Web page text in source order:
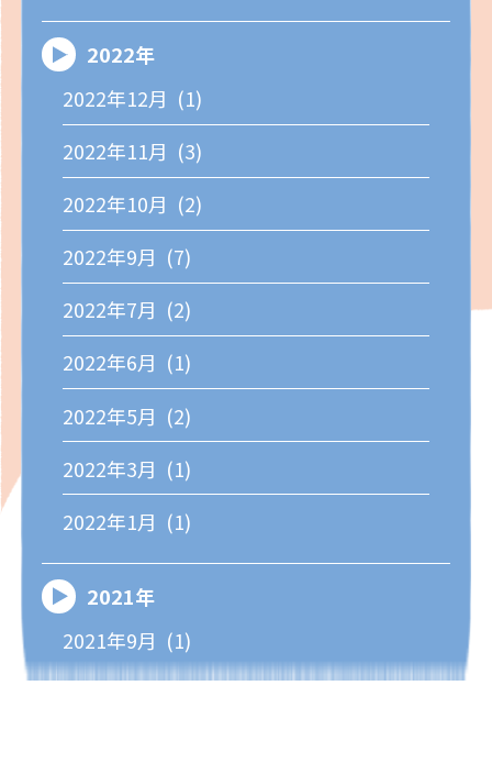
2022年
2022年12月 (1)
2022年11月 (3)
2022年10月 (2)
2022年9月 (7)
2022年7月 (2)
2022年6月 (1)
2022年5月 (2)
2022年3月 (1)
2022年1月 (1)
2021年
2021年9月 (1)